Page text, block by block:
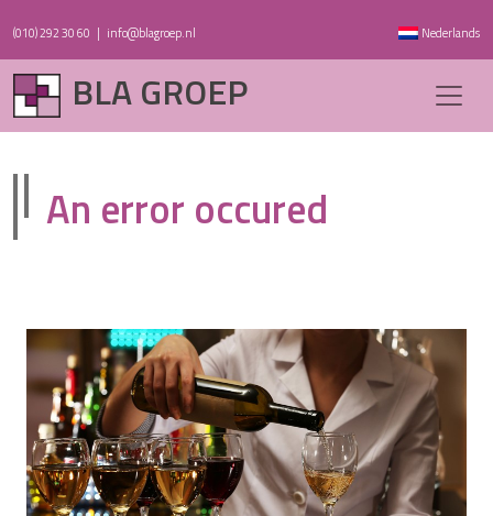
(010) 292 30 60 | info@blagroep.nl Nederlands
BLA GROEP
An error occured